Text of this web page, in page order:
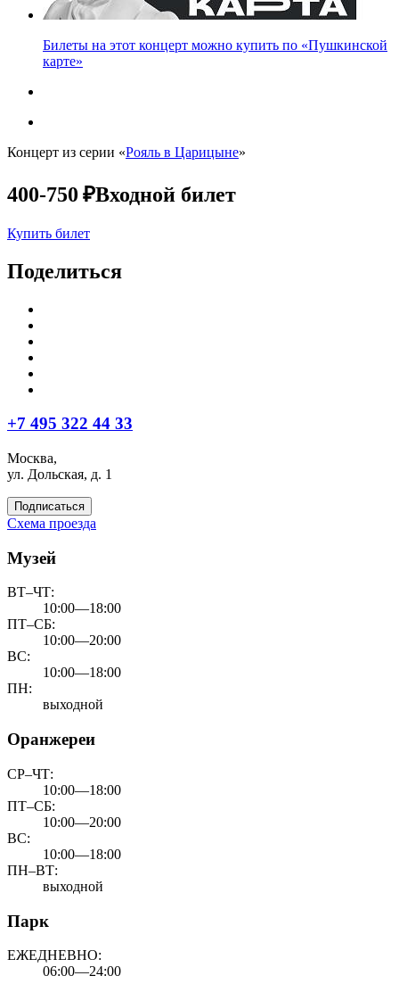
Билеты на этот концерт можно купить по «Пушкинской
карте»
Концерт из серии «Рояль в Царицыне»
400-750 ₽Входной билет
Купить билет
Поделиться
+7 495 322 44 33
Москва,
ул. Дольская, д. 1
Подписаться
Схема проезда
Музей
ВТ–ЧТ:
10:00—18:00
ПТ–СБ:
10:00—20:00
ВС:
10:00—18:00
ПН:
выходной
Оранжереи
СР–ЧТ:
10:00—18:00
ПТ–СБ:
10:00—20:00
ВС:
10:00—18:00
ПН–ВТ:
выходной
Парк
ЕЖЕДНЕВНО:
06:00—24:00